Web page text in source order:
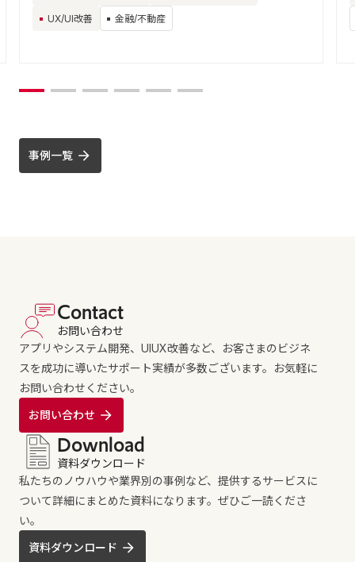
UX/UI改善 金融/不動産
事例一覧
Contact
お問い合わせ
アプリやシステム開発、UIUX改善など、お客さまのビジネ
スを成功に導いたサポート実績が多数ございます。お気軽に
お問い合わせください。
お問い合わせ
Download
資料ダウンロード
私たちのノウハウや業界別の事例など、提供するサービスに
ついて詳細にまとめた資料になります。ぜひご一読くださ
い。
資料ダウンロード